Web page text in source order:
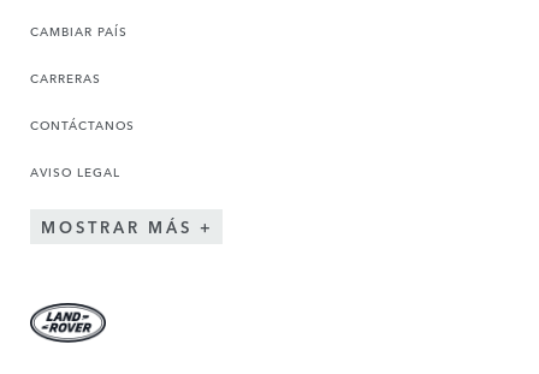
CAMBIAR PAÍS
CARRERAS
CONTÁCTANOS
AVISO LEGAL
MOSTRAR MÁS